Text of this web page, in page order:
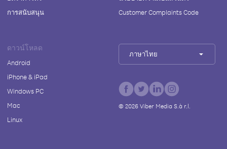
การสนับสนุน
Customer Complaints Code
ดาวน์โหลด
Android
iPhone & iPad
Windows PC
Mac
Linux
ภาษาไทย
© 2026Viber Media S.à r.l.